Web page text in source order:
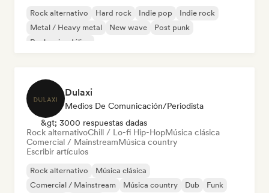
Rock alternativo Hard rock Indie pop
Indie rock
Metal / Heavy metal
New wave
Post punk
Rock psicodélico
Dulaxi
Medios De Comunicación/Periodista
&gt; 3000 respuestas dadas
Rock alternativoChill / Lo-fi Hip-HopMúsica clásica
Comercial / MainstreamMúsica country
Escribir artículos
Rock alternativo
Música clásica
Comercial / Mainstream
Música country Dub
Funk